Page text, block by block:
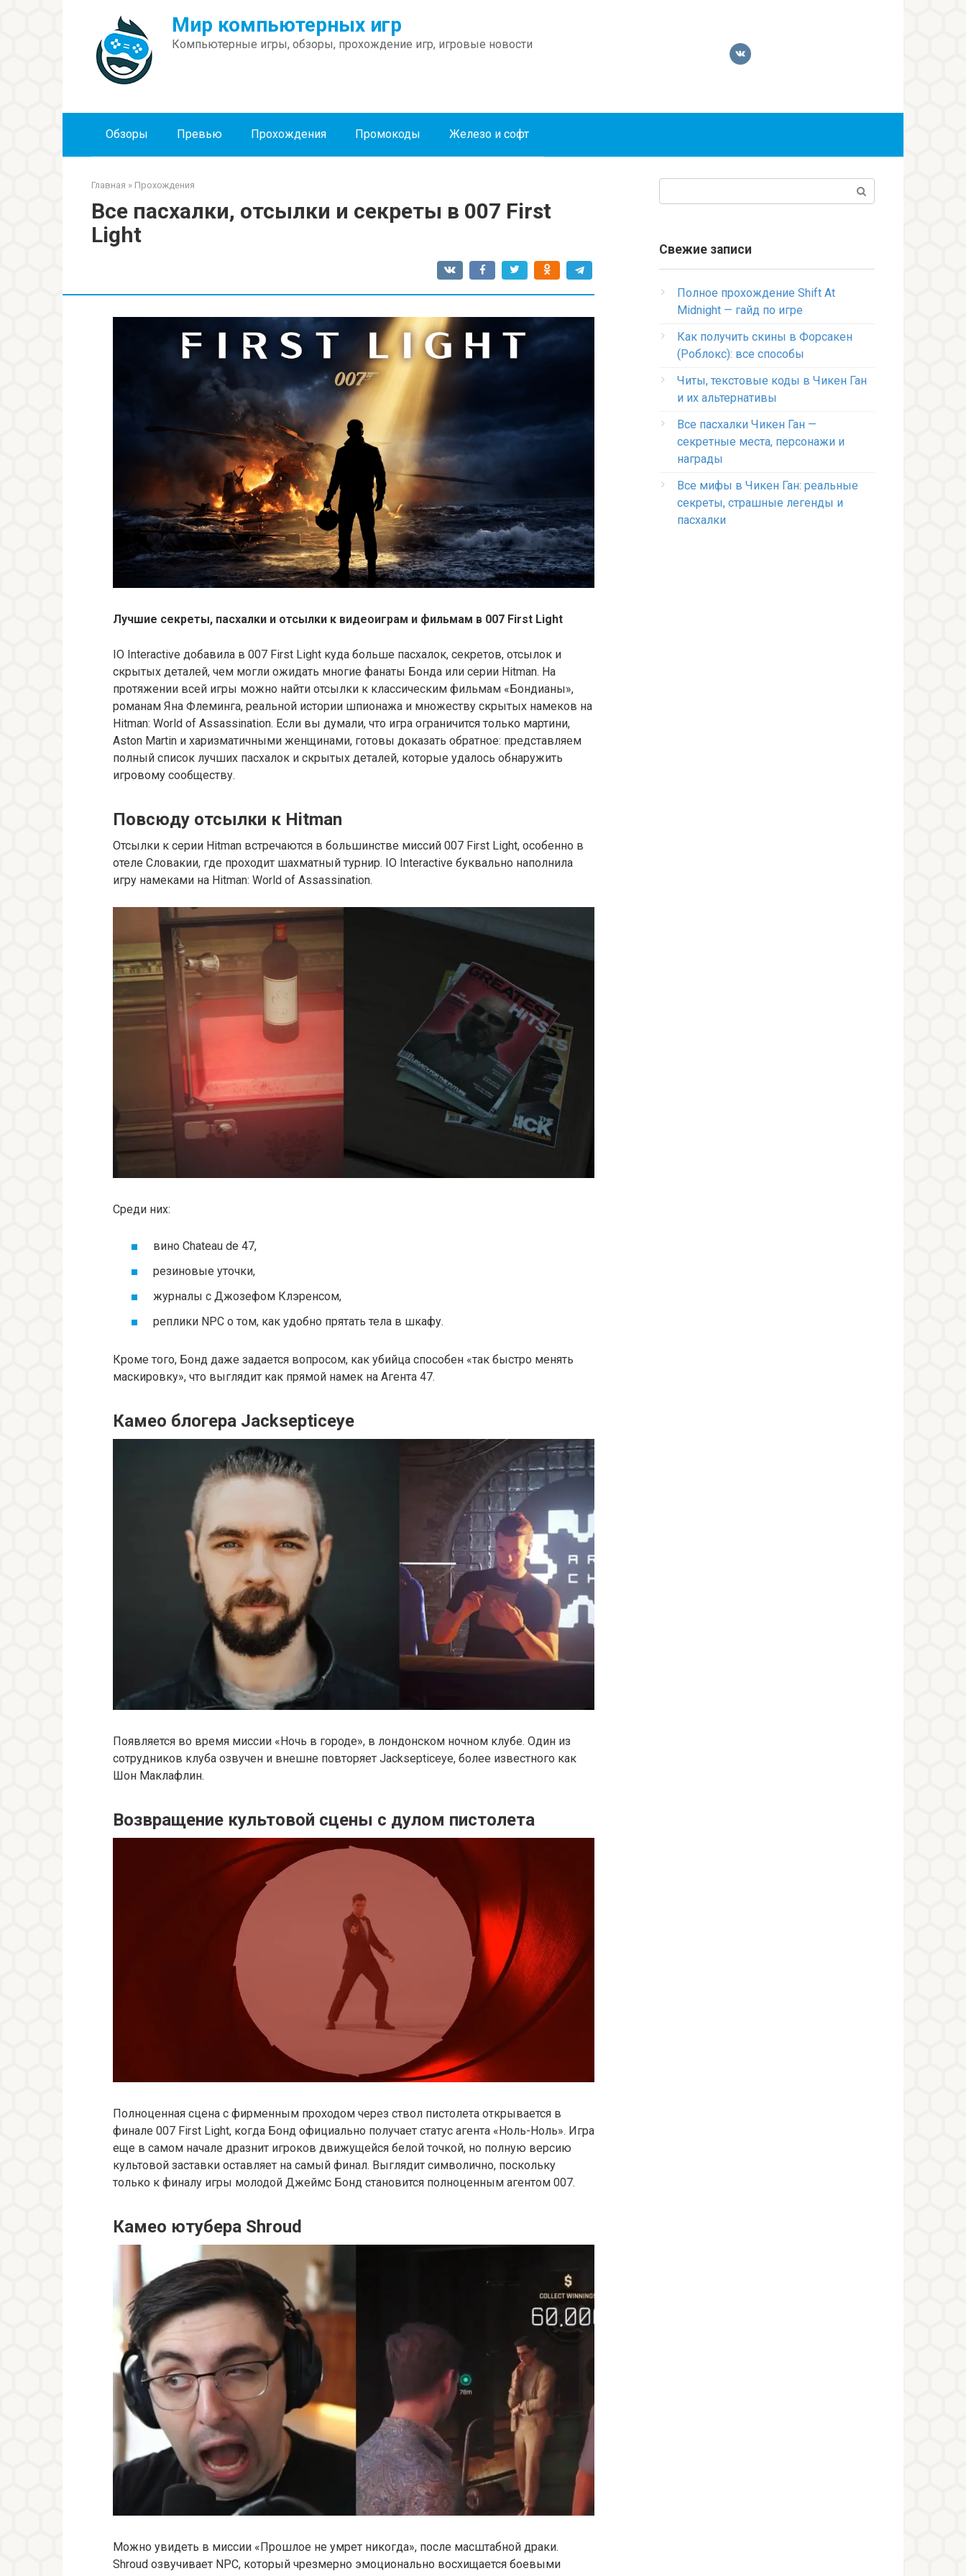
Мир компьютерных игр
Компьютерные игры, обзоры, прохождение игр, игровые новости
Обзоры Превью Прохождения Промокоды Железо и софт
Главная » Прохождения
Все пасхалки, отсылки и секреты в 007 First
Light
Лучшие секреты, пасхалки и отсылки к видеоиграм и фильмам в 007 First Light
IO Interactive добавила в 007 First Light куда больше пасхалок, секретов, отсылок и
скрытых деталей, чем могли ожидать многие фанаты Бонда или серии Hitman. На
протяжении всей игры можно найти отсылки к классическим фильмам «Бондианы»,
романам Яна Флеминга, реальной истории шпионажа и множеству скрытых намеков на
Hitman: World of Assassination. Если вы думали, что игра ограничится только мартини,
Aston Martin и харизматичными женщинами, готовы доказать обратное: представляем
полный список лучших пасхалок и скрытых деталей, которые удалось обнаружить
игровому сообществу.
Повсюду отсылки к Hitman
Отсылки к серии Hitman встречаются в большинстве миссий 007 First Light, особенно в
отеле Словакии, где проходит шахматный турнир. IO Interactive буквально наполнила
игру намеками на Hitman: World of Assassination.
Среди них:
вино Chateau de 47,
резиновые уточки,
журналы с Джозефом Клэренсом,
реплики NPC о том, как удобно прятать тела в шкафу.
Кроме того, Бонд даже задается вопросом, как убийца способен «так быстро менять
маскировку», что выглядит как прямой намек на Агента 47.
Камео блогера Jacksepticeye
Появляется во время миссии «Ночь в городе», в лондонском ночном клубе. Один из
сотрудников клуба озвучен и внешне повторяет Jacksepticeye, более известного как
Шон Маклафлин.
Возвращение культовой сцены с дулом пистолета
Полноценная сцена с фирменным проходом через ствол пистолета открывается в
финале 007 First Light, когда Бонд официально получает статус агента «Ноль-Ноль». Игра
еще в самом начале дразнит игроков движущейся белой точкой, но полную версию
культовой заставки оставляет на самый финал. Выглядит символично, поскольку
только к финалу игры молодой Джеймс Бонд становится полноценным агентом 007.
Камео ютубера Shroud
Можно увидеть в миссии «Прошлое не умрет никогда», после масштабной драки.
Shroud озвучивает NPC, который чрезмерно эмоционально восхищается боевыми
Свежие записи
Полное прохождение Shift At
Midnight — гайд по игре
Как получить скины в Форсакен
(Роблокс): все способы
Читы, текстовые коды в Чикен Ган
и их альтернативы
Все пасхалки Чикен Ган —
секретные места, персонажи и
награды
Все мифы в Чикен Ган: реальные
секреты, страшные легенды и
пасхалки